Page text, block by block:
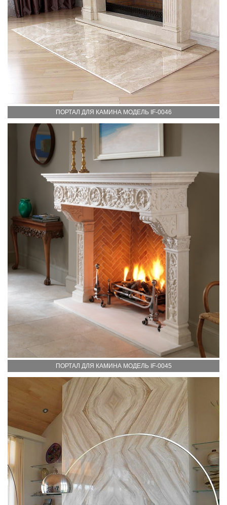
ПОРТАЛ ДЛЯ КАМИНА МОДЕЛЬ IF-0046
ПОРТАЛ ДЛЯ КАМИНА МОДЕЛЬ IF-0045